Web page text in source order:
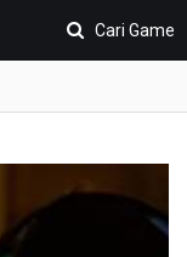
Cari Game